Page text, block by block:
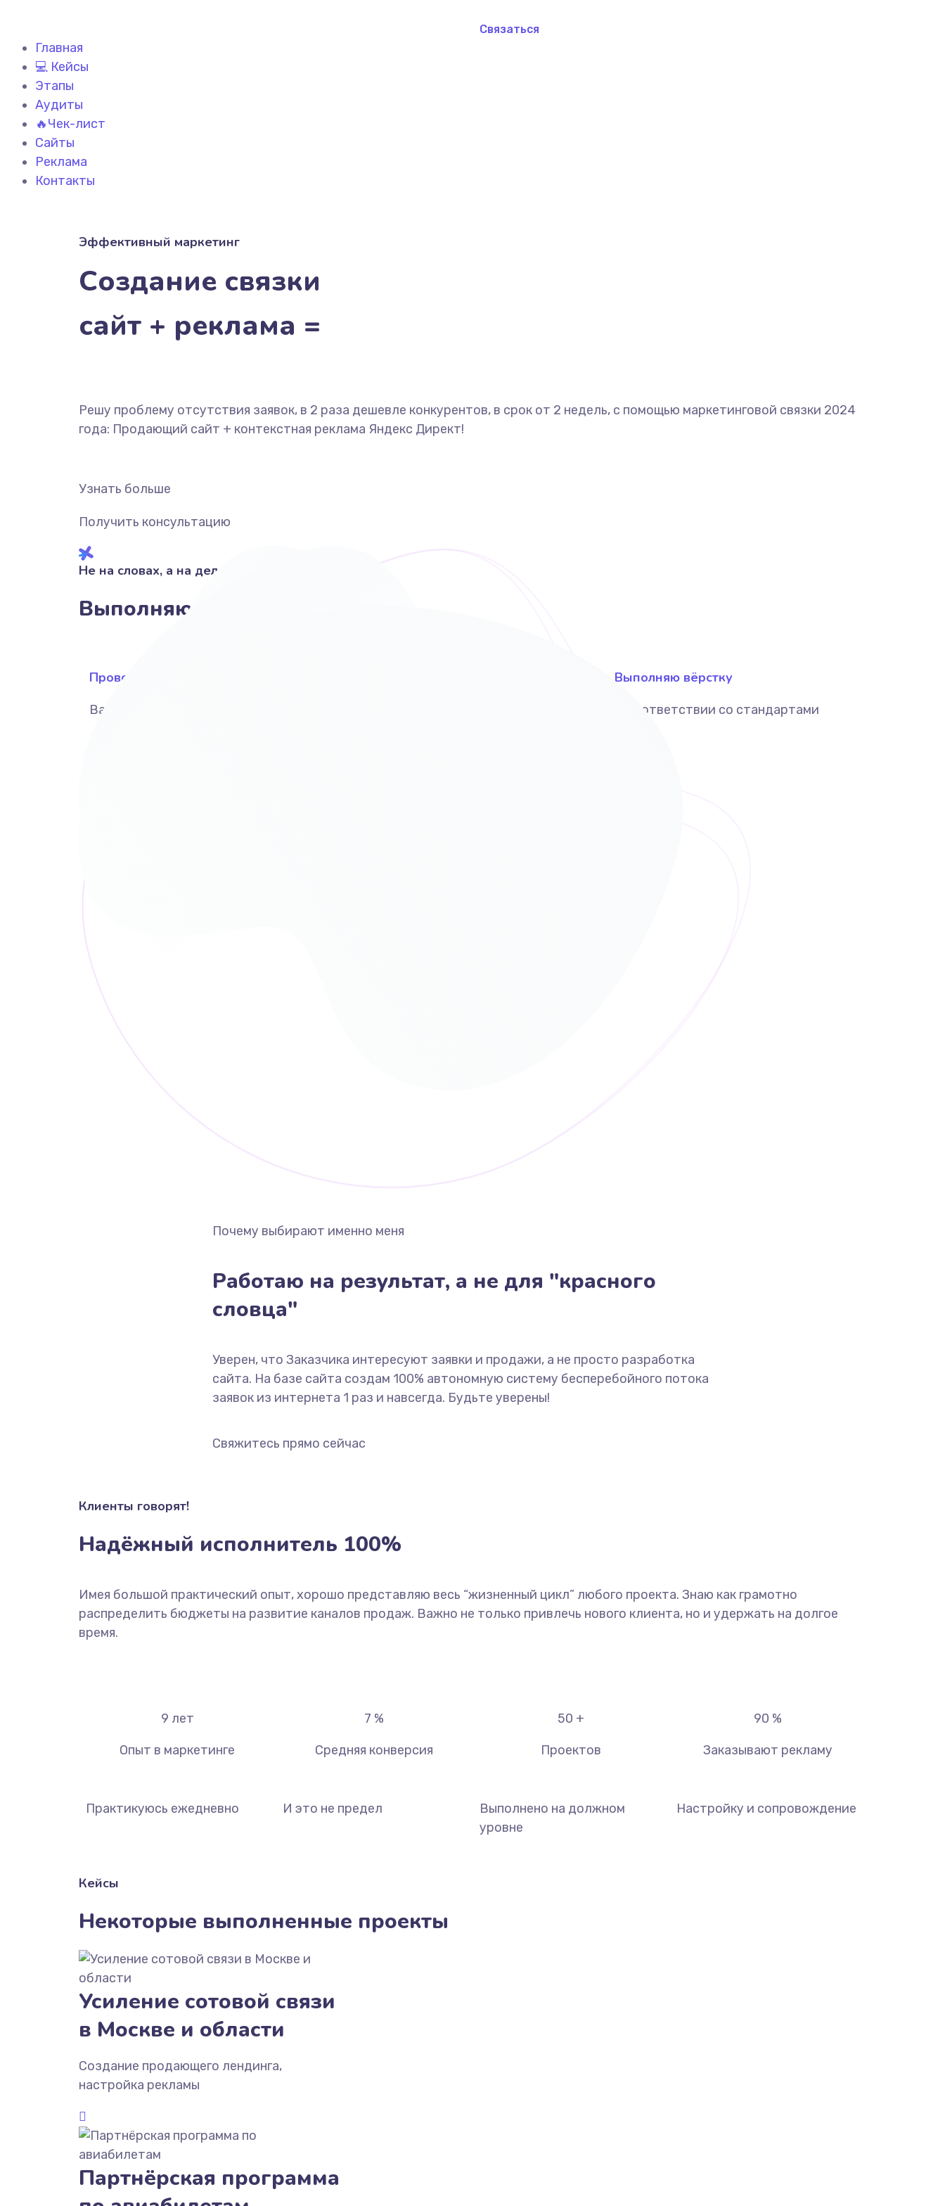
Главная
💻 Кейсы
Этапы
Аудиты
🔥Чек-лист
Сайты
Реклама
Контакты
Связаться
Эффективный маркетинг
Создание связки
сайт + реклама =
Решу проблему отсутствия заявок, в 2 раза дешевле конкурентов, в срок от 2 недель, с помощью маркетинговой связки 2024
года: Продающий сайт + контекстная реклама Яндекс Директ!
Узнать больше
Получить консультацию
Не на словах, а на деле!
Выполняю своими руками:
Провожу исследование
Вашего бизнеса, рынка и конкурентов
Выполняю вёрстку
В соответствии со стандартами
Почему выбирают именно меня
Работаю на результат, а не для "красного
словца"
Уверен, что Заказчика интересуют заявки и продажи, а не просто разработка
сайта. На базе сайта создам 100% автономную систему бесперебойного потока
заявок из интернета 1 раз и навсегда. Будьте уверены!
Свяжитесь прямо сейчас
Клиенты говорят!
Надёжный исполнитель 100%
Имея большой практический опыт, хорошо представляю весь “жизненный цикл” любого проекта. Знаю как грамотно
распределить бюджеты на развитие каналов продаж. Важно не только привлечь нового клиента, но и удержать на долгое
время.
9 лет
Опыт в маркетинге
Практикуюсь ежедневно
7 %
Средняя конверсия
И это не предел
50 +
Проектов
Выполнено на должном
уровне
90 %
Заказывают рекламу
Настройку и сопровождение
Кейсы
Некоторые выполненные проекты
Усиление сотовой связи
в Москве и области
Создание продающего лендинга,
настройка рекламы
Партнёрская программа